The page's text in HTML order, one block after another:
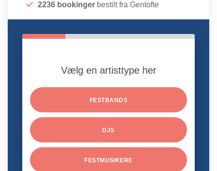
2236 bookinger bestilt fra Gentofte
Vælg en artisttype her
FESTBANDS
DJS
FESTMUSIKERE